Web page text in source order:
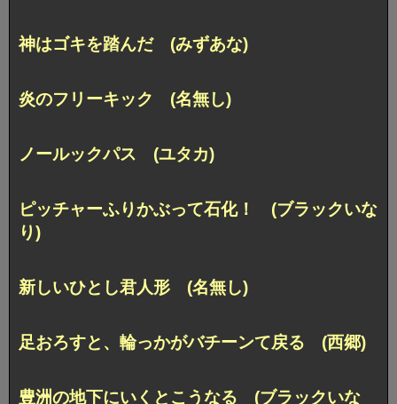
神はゴキを踏んだ (みずあな)
炎のフリーキック (名無し)
ノールックパス (ユタカ)
ピッチャーふりかぶって石化！ (ブラックいな
り)
新しいひとし君人形 (名無し)
足おろすと、輪っかがバチーンて戻る (西郷)
豊洲の地下にいくとこうなる (ブラックいな